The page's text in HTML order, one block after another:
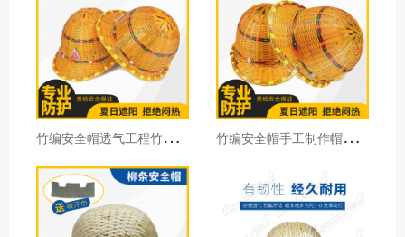
竹
编安全帽透气工程竹帽竹制工地防护施工劳动防护用品30顶价格 竹
编安全帽手工制作帽透风夏天防护工地施工劳保防护头盔劳保用品